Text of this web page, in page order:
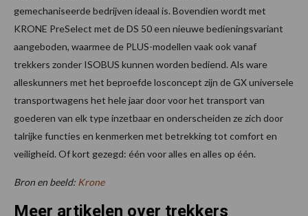
gemechaniseerde bedrijven ideaal is. Bovendien wordt met
KRONE PreSelect met de DS 50 een nieuwe bedieningsvariant
aangeboden, waarmee de PLUS-modellen vaak ook vanaf
trekkers zonder ISOBUS kunnen worden bediend. Als ware
alleskunners met het beproefde losconcept zijn de GX universele
transport­wagens het hele jaar door voor het transport van
goederen van elk type inzetbaar en onderscheiden ze zich door
talrijke functies en kenmerken met betrekking tot comfort en
veiligheid. Of kort gezegd: één voor alles en alles op één.
Bron en beeld: Krone
Meer artikelen over trekkers